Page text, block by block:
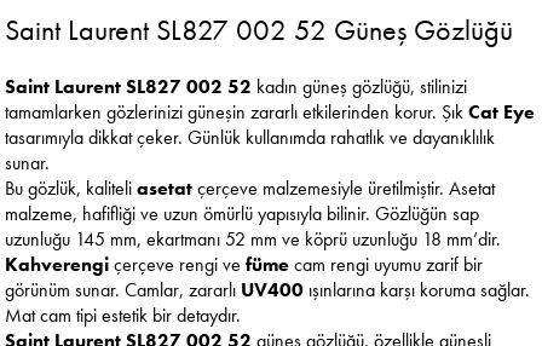
Saint Laurent SL827 002 52 Güneş Gözlüğü
Saint Laurent SL827 002 52 kadın güneş gözlüğü, stilinizi
tamamlarken gözlerinizi güneşin zararlı etkilerinden korur. ŞıkCat Eye
tasarımıyla dikkat çeker. Günlük kullanımda rahatlık ve dayanıklılık
sunar.
Bu gözlük, kaliteliasetatçerçeve malzemesiyle üretilmiştir. Asetat
malzeme, hafifliği ve uzun ömürlü yapısıyla bilinir. Gözlüğün sap
uzunluğu 145 mm, ekartmanı 52 mm ve köprü uzunluğu 18 mm’dir.
Kahverengiçerçeve rengi vefümecam rengi uyumu zarif bir
görünüm sunar. Camlar, zararlı UV400 ışınlarına karşı koruma sağlar.
Mat cam tipi estetik bir detaydır.
Saint Laurent SL827 002 52 güneş gözlüğü, özellikle güneşli